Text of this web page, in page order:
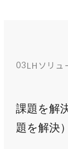
03LHソリュ
課題を解
題を解決）